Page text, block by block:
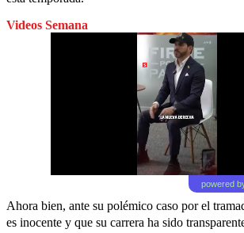
Videos Semana
powered
Ahora bien, ante su polémico caso por el
es inocente y que su carrera ha sido